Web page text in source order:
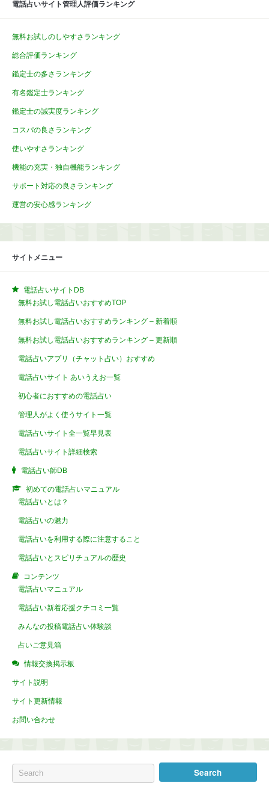
電話占いサイト管理人評価ランキング
無料お試しのしやすさランキング
総合評価ランキング
鑑定士の多さランキング
有名鑑定士ランキング
鑑定士の誠実度ランキング
コスパの良さランキング
使いやすさランキング
機能の充実・独自機能ランキング
サポート対応の良さランキング
運営の安心感ランキング
サイトメニュー
電話占いサイトDB
無料お試し電話占いおすすめTOP
無料お試し電話占いおすすめランキング – 新着順
無料お試し電話占いおすすめランキング – 更新順
電話占いアプリ（チャット占い）おすすめ
電話占いサイト あいうえお一覧
初心者におすすめの電話占い
管理人がよく使うサイト一覧
電話占いサイト全一覧早見表
電話占いサイト詳細検索
電話占い師DB
初めての電話占いマニュアル
電話占いとは？
電話占いの魅力
電話占いを利用する際に注意すること
電話占いとスピリチュアルの歴史
コンテンツ
電話占いマニュアル
電話占い新着応援クチコミ一覧
みんなの投稿電話占い体験談
占いご意見箱
情報交換掲示板
サイト説明
サイト更新情報
お問い合わせ